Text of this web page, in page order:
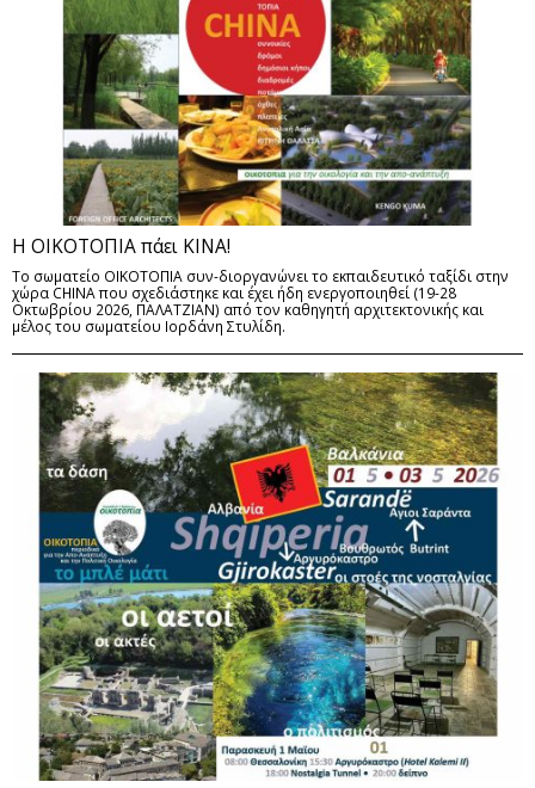
Η ΟΙΚΟΤΟΠΙΑ πάει ΚΙΝΑ!
Το σωματείο ΟΙΚΟΤΟΠΙΑ συν-διοργανώνει το εκπαιδευτικό ταξίδι στην
χώρα CHINA που σχεδιάστηκε και έχει ήδη ενεργοποιηθεί (19-28
Οκτωβρίου 2026, ΠΑΛΑΤΖΙΑΝ) από τον καθηγητή αρχιτεκτονικής και
μέλος του σωματείου Ιορδάνη Στυλίδη.